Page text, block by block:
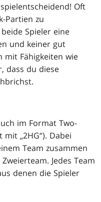
Oft
Partien zu
Spieler eine
und keiner gut
mit Fähigkeiten wie
dass du diese
im Format Two-
„2HG“). Dabei
Team zusammen
Jedes Team
denen die Spieler